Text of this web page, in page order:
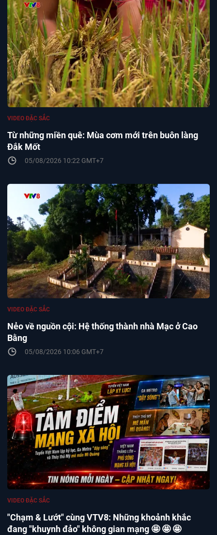
Từ những miền quê: Mùa cơm mới trên buôn làng
Đắk Mốt
VIDEO ĐẶC SẮC
05/08/2026 10:22 GMT+7
Nẻo về nguồn cội: Hệ thống thành nhà Mạc ở Cao
Bằng
VIDEO ĐẶC SẮC
05/08/2026 10:06 GMT+7
"Chạm & Lướt" cùng VTV8: Những khoảnh khắc
đang "khuynh đảo" không gian mạng 🤩 🤩 🤩
VIDEO ĐẶC SẮC